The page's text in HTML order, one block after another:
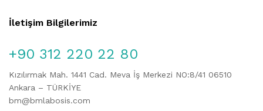
İletişim Bilgilerimiz
+90 312 220 22 80
Kızılırmak Mah. 1441 Cad. Meva İş Merkezi NO:8/41 06510
Ankara – TÜRKİYE
bm@bmlabosis.com